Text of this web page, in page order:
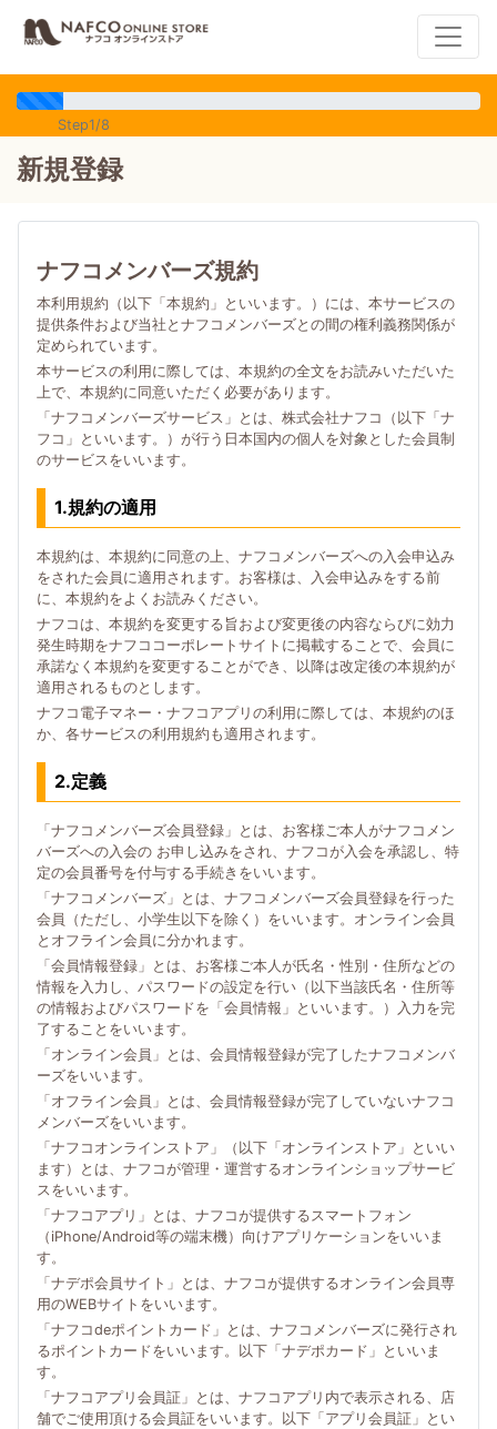
Step1/8
新規登録
ナフコメンバーズ規約
本利用規約（以下「本規約」といいます。）には、本サービスの
提供条件および当社とナフコメンバーズとの間の権利義務関係が
定められています。
本サービスの利用に際しては、本規約の全文をお読みいただいた
上で、本規約に同意いただく必要があります。
「ナフコメンバーズサービス」とは、株式会社ナフコ（以下「ナ
フコ」といいます。）が行う日本国内の個人を対象とした会員制
のサービスをいいます。
1.規約の適用
本規約は、本規約に同意の上、ナフコメンバーズへの入会申込み
をされた会員に適用されます。お客様は、入会申込みをする前
に、本規約をよくお読みください。
ナフコは、本規約を変更する旨および変更後の内容ならびに効力
発生時期をナフココーポレートサイトに掲載することで、会員に
承諾なく本規約を変更することができ、以降は改定後の本規約が
適用されるものとします。
ナフコ電子マネー・ナフコアプリの利用に際しては、本規約のほ
か、各サービスの利用規約も適用されます。
2.定義
「ナフコメンバーズ会員登録」とは、お客様ご本人がナフコメン
バーズへの入会の お申し込みをされ、ナフコが入会を承認し、特
定の会員番号を付与する手続きをいいます。
「ナフコメンバーズ」とは、ナフコメンバーズ会員登録を行った
会員（ただし、小学生以下を除く）をいいます。オンライン会員
とオフライン会員に分かれます。
「会員情報登録」とは、お客様ご本人が氏名・性別・住所などの
情報を入力し、パスワードの設定を行い（以下当該氏名・住所等
の情報およびパスワードを「会員情報」といいます。）入力を完
了することをいいます。
「オンライン会員」とは、会員情報登録が完了したナフコメンバ
ーズをいいます。
「オフライン会員」とは、会員情報登録が完了していないナフコ
メンバーズをいいます。
「ナフコオンラインストア」（以下「オンラインストア」といい
ます）とは、ナフコが管理・運営するオンラインショップサービ
スをいいます。
「ナフコアプリ」とは、ナフコが提供するスマートフォン
（iPhone/Android等の端末機）向けアプリケーションをいいま
す。
「ナデポ会員サイト」とは、ナフコが提供するオンライン会員専
用のWEBサイトをいいます。
「ナフコdeポイントカード」とは、ナフコメンバーズに発行され
るポイントカードをいいます。以下「ナデポカード」といいま
す。
「ナフコアプリ会員証」とは、ナフコアプリ内で表示される、店
舗でご使用頂ける会員証をいいます。以下「アプリ会員証」とい